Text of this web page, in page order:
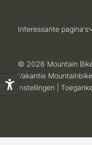
Interessante pagina's
© 2026 Mountain
Vakantie Mountainbike
instellingen